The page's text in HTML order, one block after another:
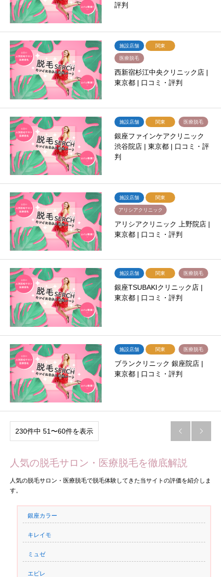
評判
施設店舗 関東
医療脱毛
西新宿杉江中央クリニック店 |
東京都 | 口コミ・評判
施設店舗 関東 医療脱毛
銀座ファインケアクリニック
渋谷院店 | 東京都 | 口コミ・評
判
施設店舗 関東
アリシアクリニック
アリシアクリニック 上野院店 |
東京都 | 口コミ・評判
施設店舗 関東 医療脱毛
銀座TSUBAKIクリニック店 |
東京都 | 口コミ・評判
施設店舗 関東 医療脱毛
ブランクリニック 銀座院店 |
東京都 | 口コミ・評判
230件中 51〜60件を表示  
人気の脱毛サロン・医療脱毛を徹底解説
人気の脱毛サロン・医療脱毛で脱毛体験してきた当サイトの評価を紹介しま
す。
銀座カラー
キレイモ
ミュゼ
エピレ